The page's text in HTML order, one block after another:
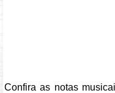
Confira as notas